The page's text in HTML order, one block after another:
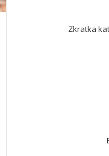
Zkratka